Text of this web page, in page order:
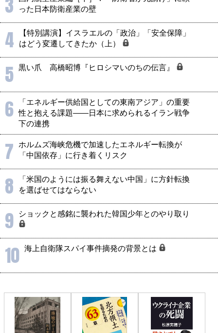
った日本防衛産業の壁
4
【特別講演】イスラエルの「政治」「安全保障」
はどう変遷してきたか（上）
5 黒い爪 高橋昭博『ヒロシマいのちの伝言』
6
「エネルギー供給国としての東南アジア」の重要
性と抱える課題――日本に求められるイラン戦争
下の連携
7
ホルムズ海峡危機で加速したエネルギー転換が
「中国依存」に行き着くリスク
8
「米国のようには振る舞えない中国」に方針転換
を選ばせてはならない
9 ショックと感銘に襲われた韓国少年とのやり取り
10 海上自衛隊スパイ事件摘発の背景とは